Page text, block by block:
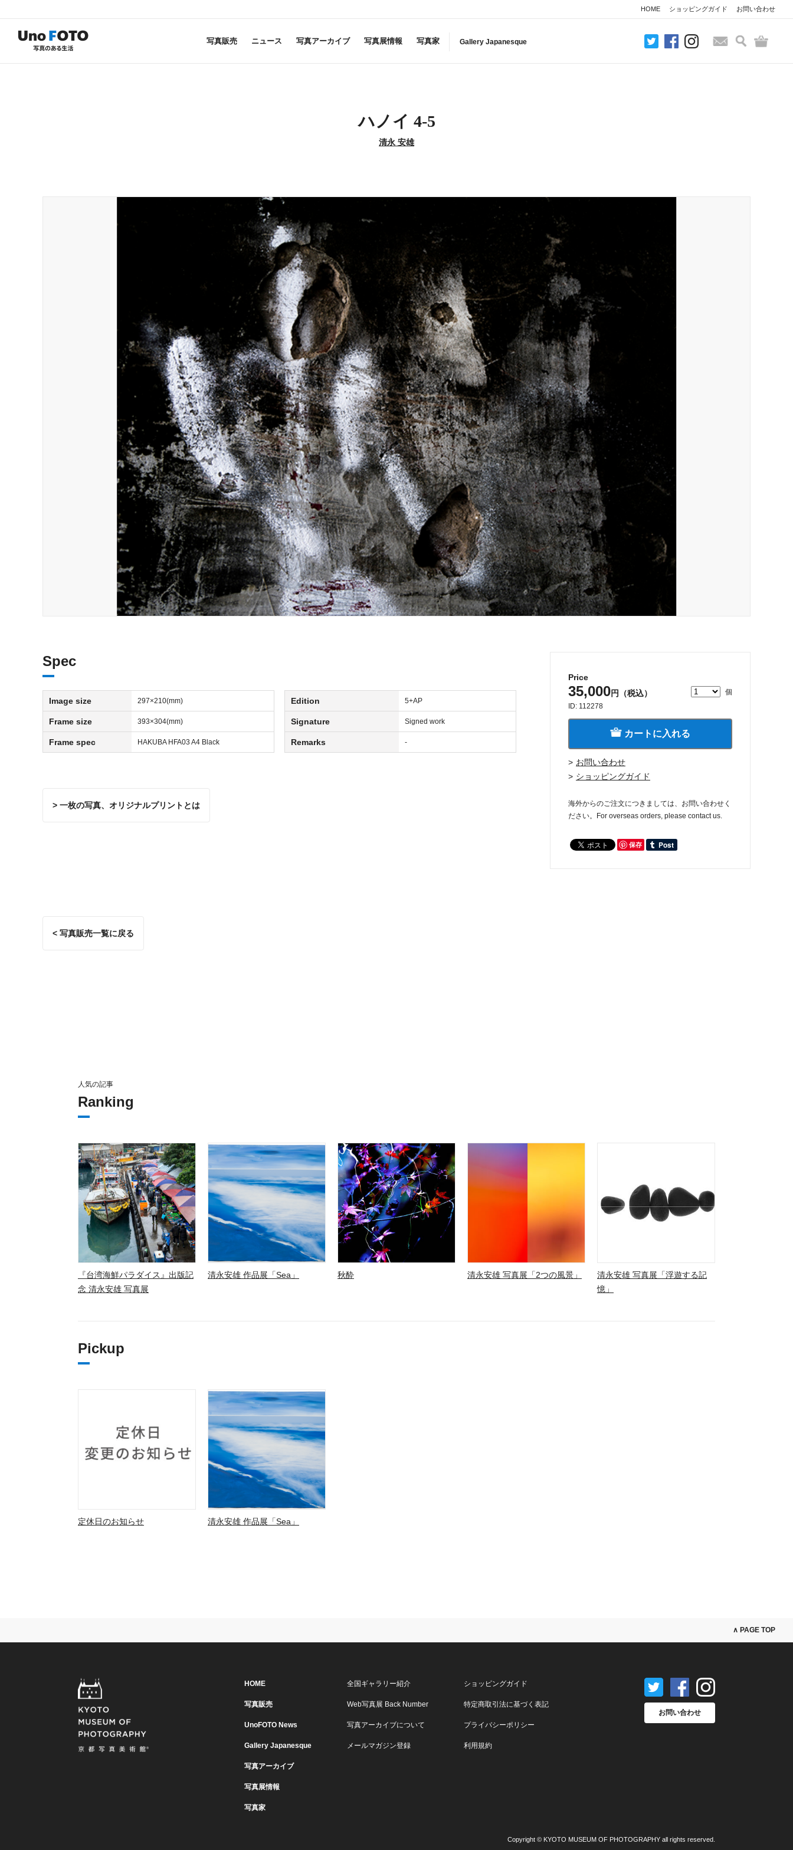
HOME ショッピングガイド お問い合わせ
写真販売 ニュース 写真アーカイブ 写真展情報 写真家 Gallery Japanesque お問い合わせ
検索
ハノイ 4-5
清永 安雄
Price
35,000円（税込）
個
ID: 112278
カートに入れる
お問い合わせ
ショッピングガイド
海外からのご注文につきましては、お問い合わせく
ださい。For overseas orders, please contact us.
保存
Spec
Image size 297×210(mm)
Frame size 393×304(mm)
Frame spec HAKUBA HFA03 A4 Black
Edition 5+AP
Signature Signed work
Remarks -
> 一枚の写真、オリジナルプリントとは
< 写真販売一覧に戻る
人気の記事
Ranking
『台湾海鮮パラダイス』出版記
念 清永安雄 写真展
清永安雄 作品展「Sea」 秋酔 清永安雄 写真展「2つの風景」
清永安雄 写真展「浮遊する記
憶」
Pickup
定休日のお知らせ 清永安雄 作品展「Sea」
∧ PAGE TOP
HOME
写真販売
UnoFOTO News
Gallery Japanesque
写真アーカイブ
写真展情報
写真家
全国ギャラリー紹介
Web写真展 Back Number
写真アーカイブについて
メールマガジン登録
ショッピングガイド
特定商取引法に基づく表記
プライバシーポリシー
利用規約
お問い合わせ
Copyright © KYOTO MUSEUM OF PHOTOGRAPHY all rights reserved.